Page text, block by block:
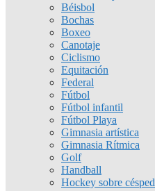
Béisbol
Bochas
Boxeo
Canotaje
Ciclismo
Equitación
Federal
Fútbol
Fútbol infantil
Fútbol Playa
Gimnasia artística
Gimnasia Rítmica
Golf
Handball
Hockey sobre césped